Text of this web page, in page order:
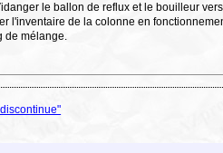
le ballon de reflux et le bouilleur
l'inventaire de la colonne en
de mélange.